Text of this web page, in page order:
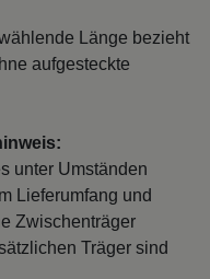
Länge bezieht
aufgesteckte
unter Umständen
Lieferumfang und
Zwischenträger
Träger sind